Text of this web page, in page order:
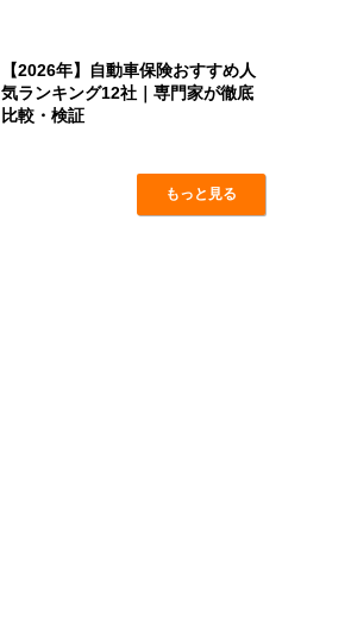
【2026年】自動車保険おすすめ人
気ランキング12社｜専門家が徹底
比較・検証
もっと見る